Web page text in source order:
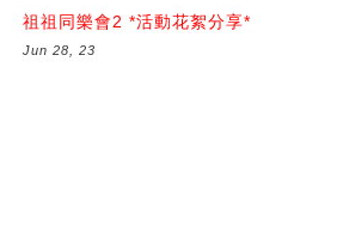
祖祖同樂會2 *活動花絮分享*
Jun 28, 23